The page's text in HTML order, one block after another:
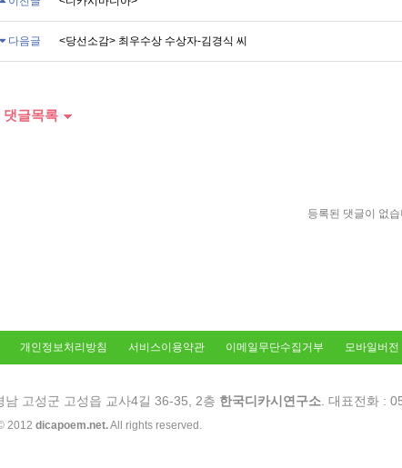
다음글 <당선소감> 최우수상 수상자-김경식 씨
댓글목록
등록된 댓글이 없
개인정보처리방침 서비스이용약관 이메일무단수집거부 모바일버전
남 고성군 고성읍 교사4길 36-35, 2층 한국디카시연구소 . 대표전화 :
2012 dicapoem.net.All rights reserved.